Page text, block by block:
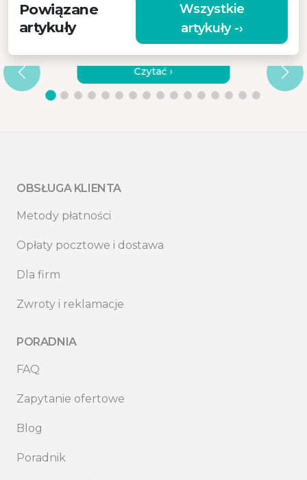
Powiązane
artykuły
Wszystkie
artykuły -›
JAK PRAWIDŁOWO UŻYWAĆ
MASAŻERA RĘCZNEGO?
Czytać ›
OBSŁUGA KLIENTA
Metody płatności
Opłaty pocztowe i dostawa
Dla firm
Zwroty i reklamacje
PORADNIA
FAQ
Zapytanie ofertowe
Blog
Poradnik